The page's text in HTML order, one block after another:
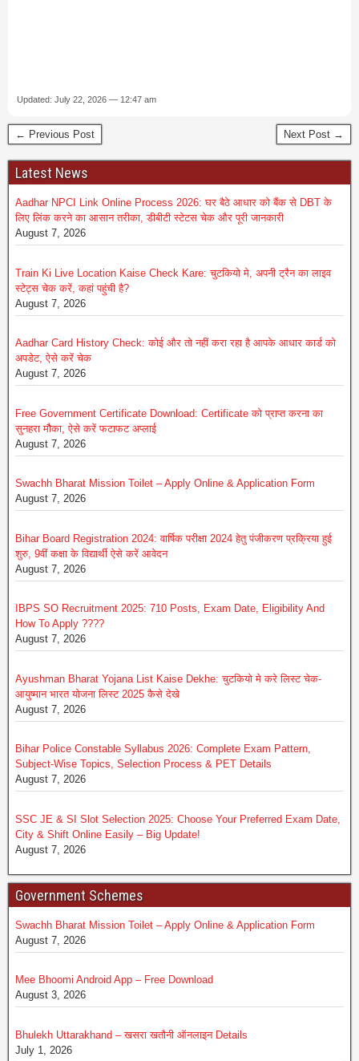
Updated: July 22, 2026 — 12:47 am
← Previous Post Next Post →
Latest News
Aadhar NPCI Link Online Process 2026: घर बैठे आधार को बैंक से DBT के
लिए लिंक करने का आसान तरीका, डीबीटी स्टेटस चेक और पूरी जानकारी
August 7, 2026
Train Ki Live Location Kaise Check Kare: चुटकियो मे, अपनी ट्रैन का लाइव
स्टेट्स चेक करें, कहां पहुंची है?
August 7, 2026
Aadhar Card History Check: कोई और तो नहीं करा रहा है आपके आधार कार्ड को
अपडेट, ऐसे करें चेक
August 7, 2026
Free Government Certificate Download: Certificate को प्राप्त करना का
सुनहरा मौैका, ऐसे करें फटाफट अप्लाई
August 7, 2026
Swachh Bharat Mission Toilet – Apply Online & Application Form
August 7, 2026
Bihar Board Registration 2024: वार्षिक परीक्षा 2024 हेतु पंजीकरण प्रक्रिया हुई
शुरु, 9वीं कक्षा के विद्यार्थी ऐसे करें आवेदन
August 7, 2026
IBPS SO Recruitment 2025: 710 Posts, Exam Date, Eligibility And
How To Apply ????
August 7, 2026
Ayushman Bharat Yojana List Kaise Dekhe: चुटकियो मे करे लिस्ट चेक-
आयुष्मान भारत योजना लिस्ट 2025 कैसे देखे
August 7, 2026
Bihar Police Constable Syllabus 2026: Complete Exam Pattern,
Subject-Wise Topics, Selection Process & PET Details
August 7, 2026
SSC JE & SI Slot Selection 2025: Choose Your Preferred Exam Date,
City & Shift Online Easily – Big Update!
August 7, 2026
Government Schemes
Swachh Bharat Mission Toilet – Apply Online & Application Form
August 7, 2026
Mee Bhoomi Android App – Free Download
August 3, 2026
Bhulekh Uttarakhand – खसरा खतौनी ऑनलाइन Details
July 1, 2026